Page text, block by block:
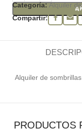
Categoría:Alquiler
Compartir:
Alquiler de
PRODUCTOS